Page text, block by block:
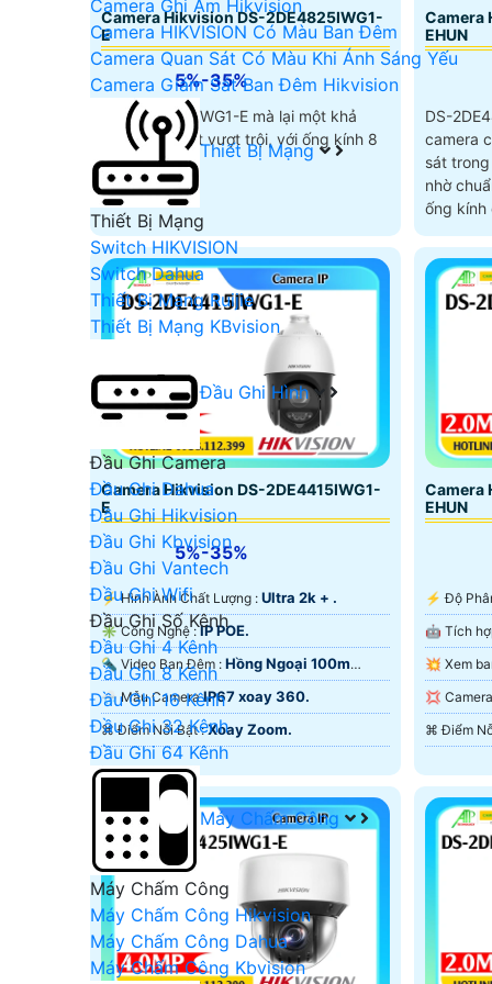
Camera Ghi Âm Hikvision
Camera HIKVISION Có Màu Ban Đêm
Camera Quan Sát Có Màu Khi Ánh Sáng Yếu
Camera Giám Sát Ban Đêm Hikvision
Thiết Bị Mạng
Thiết Bị Mạng
Switch HIKVISION
Switch Dahua
Thiết Bị Mạng Ruijie
Thiết Bị Mạng KBvision
Đầu Ghi Hình
Đầu Ghi Camera
Đầu Ghi Dahua
Đầu Ghi Hikvision
Đầu Ghi Kbvision
Đầu Ghi Vantech
Đầu Ghi Wifi
Đầu Ghi Số Kênh
Đầu Ghi 4 Kênh
Đầu Ghi 8 Kênh
Đầu Ghi 16 Kênh
Đầu Ghi 32 Kênh
Đầu Ghi 64 Kênh
Máy Chấm Công
Máy Chấm Công
Máy Chấm Công Hikvision
Máy Chấm Công Dahua
Máy Chấm Công Kbvision
Camera Hikvision DS-2DE4825IWG1-
E
5%-35%
DS-2DE4825IWG1-E mà lại một khả
năng giám sát vượt trội, với ống kính 8
Camera
EHUN
DS-
camera
sát
nhờ
ống kính
phương
Camera Hikvision DS-2DE4415IWG1-
E
5%-35%
️⚡ Hình Ành Chất Lượng : Ultra 2k + .
✳️ Công Nghệ :IP POE.
🔦 Video Ban Đêm : Hồng Ngoại 100m
Hồng Ngoại Smart IR.
🌧️ Mẫu CameraIP67 xoay 360.
️⌘ Điểm Nỗi Bật :Xoay Zoom.
Camera
EHUN
️⚡ Độ
Ngoại
💢